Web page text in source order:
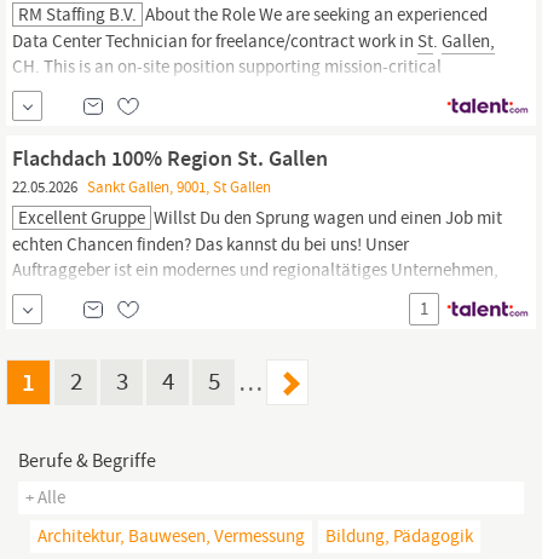
RM Staffing B.V. About the Role We are seeking an experienced
Data Center Technician for freelance/contract work in St. Gallen,
CH. This is an on-site position supporting mission-critical
infrastructure at premier data center facilities. Engagement Type
Contract/Freelance basis Flexible scheduling available Project-
Flachdach 100% Region St. Gallen
22.05.2026 Sankt Gallen, 9001, St Gallen
Excellent Gruppe Willst Du den Sprung wagen und einen Job mit
echten Chancen finden? Das kannst du bei uns! Unser
Auftraggeber ist ein modernes und regionaltätiges Unternehmen,
spezialisiert im Flachdachbau. Rund 20 motivierte Mitarbeitende
bilden zusammen ein eingespieltes Team am Standort in der
1
1 2 3 4 5 …
Berufe & Begriffe
+ Alle
Architektur, Bauwesen, Vermessung
Bildung, Pädagogik